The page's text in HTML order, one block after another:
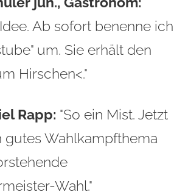
Ab sofort benenne ich
um. Sie erhält den
Hirschen<."
Rapp: "So ein Mist. Jetzt
gutes Wahlkampfthema
Wahl."